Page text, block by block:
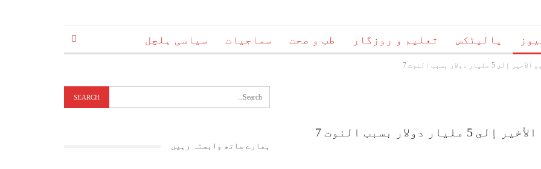
پالیٹکس تعلیم و روزگار طب و صحت سماجیات سیاسی ہلچل
ہمارے بارے میںدولار بسبب النوت 7
بسبب النوت 7
ہمارے ساتھ وابستہ رہیں